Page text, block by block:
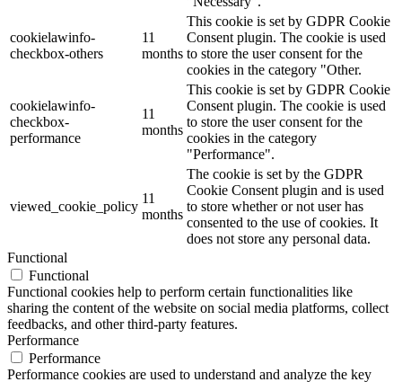
cookielawinfo-
checkbox-others
11
months
This cookie is set by GDPR Cookie
Consent plugin. The cookie is used
to store the user consent for the
cookies in the category "Other.
cookielawinfo-
checkbox-
performance
11
months
This cookie is set by GDPR Cookie
Consent plugin. The cookie is used
to store the user consent for the
cookies in the category
"Performance".
viewed_cookie_policy
11
months
The cookie is set by the GDPR
Cookie Consent plugin and is used
to store whether or not user has
consented to the use of cookies. It
does not store any personal data.
Functional
Functional
Functional cookies help to perform certain functionalities like
sharing the content of the website on social media platforms, collect
feedbacks, and other third-party features.
Performance
Performance
Performance cookies are used to understand and analyze the key